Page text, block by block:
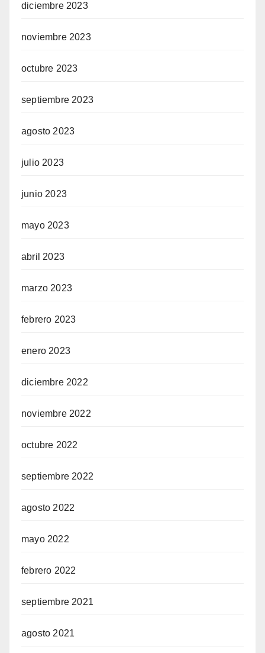
diciembre 2023
noviembre 2023
octubre 2023
septiembre 2023
agosto 2023
julio 2023
junio 2023
mayo 2023
abril 2023
marzo 2023
febrero 2023
enero 2023
diciembre 2022
noviembre 2022
octubre 2022
septiembre 2022
agosto 2022
mayo 2022
febrero 2022
septiembre 2021
agosto 2021